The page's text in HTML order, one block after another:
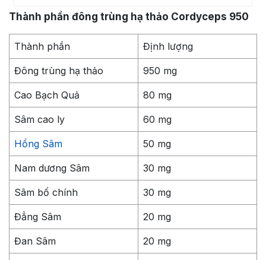
Thành phần đông trùng hạ thảo Cordyceps 950
Thành phần Định lượng
Đông trùng hạ thảo 950 mg
Cao Bạch Quả 80 mg
Sâm cao ly 60 mg
Hồng Sâm 50 mg
Nam dương Sâm 30 mg
Sâm bố chính 30 mg
Đẳng Sâm 20 mg
Đan Sâm 20 mg